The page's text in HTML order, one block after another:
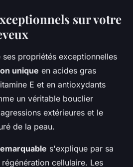
sur votre
propriétés exceptionnelles
unique en acides gras
E et en antioxydants
un véritable bouclier
extérieures et le
de la peau.
s'explique par sa
cellulaire. Les